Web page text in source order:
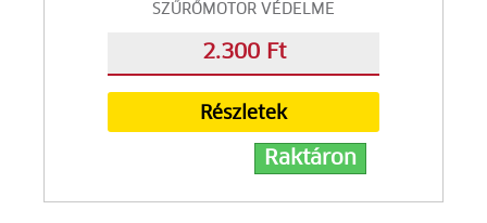
SZŰRŐMOTOR VÉDELME
2.300 Ft
Részletek
Raktáron